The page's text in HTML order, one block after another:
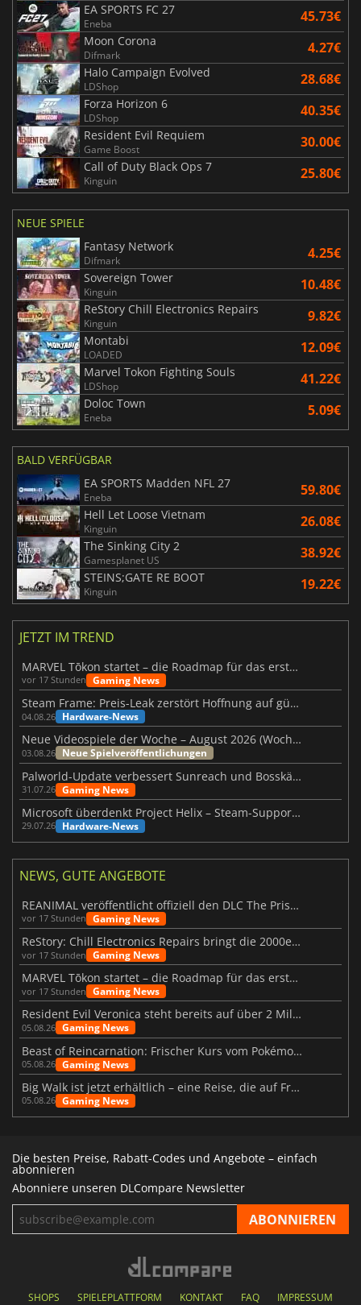
EA SPORTS FC 27
Eneba 45.73€
Moon Corona
Difmark 4.27€
Halo Campaign Evolved
LDShop 28.68€
Forza Horizon 6
LDShop 40.35€
Resident Evil Requiem
Game Boost 30.00€
Call of Duty Black Ops 7
Kinguin 25.80€
NEUE SPIELE
Fantasy Network
Difmark 4.25€
Sovereign Tower
Kinguin 10.48€
ReStory Chill Electronics Repairs
Kinguin 9.82€
Montabi
LOADED 12.09€
Marvel Tokon Fighting Souls
LDShop 41.22€
Doloc Town
Eneba 5.09€
BALD VERFÜGBAR
EA SPORTS Madden NFL 27
Eneba 59.80€
Hell Let Loose Vietnam
Kinguin 26.08€
The Sinking City 2
Gamesplanet US 38.92€
STEINS;GATE RE BOOT
Kinguin 19.22€
JETZT IM TREND
MARVEL Tōkon startet – die Roadmap für das erste Jahr wurde vorgestellt
vor 17 Stunden Gaming News
Steam Frame: Preis-Leak zerstört Hoffnung auf günstiges VR-Headset
04.08.26 Hardware-News
Neue Videospiele der Woche – August 2026 (Woche 32)
03.08.26 Neue Spielveröffentlichungen
Palworld-Update verbessert Sunreach und Bosskämpfe deutlich
31.07.26 Gaming News
Microsoft überdenkt Project Helix – Steam-Support gefährdet
29.07.26 Hardware-News
NEWS, GUTE ANGEBOTE
REANIMAL veröffentlicht offiziell den DLC The Prisoner
vor 17 Stunden Gaming News
ReStory: Chill Electronics Repairs bringt die 2000er zurück
vor 17 Stunden Gaming News
MARVEL Tōkon startet – die Roadmap für das erste Jahr wurde vorgestellt
vor 17 Stunden Gaming News
Resident Evil Veronica steht bereits auf über 2 Millionen Wunschlisten
05.08.26 Gaming News
Beast of Reincarnation: Frischer Kurs vom Pokémon-Studio
05.08.26 Gaming News
Big Walk ist jetzt erhältlich – eine Reise, die auf Freundschaft basiert
05.08.26 Gaming News
Die besten Preise, Rabatt-Codes und Angebote – einfach
abonnieren
Abonniere unseren DLCompare Newsletter
SHOPS SPIELEPLATTFORM KONTAKT FAQ IMPRESSUM